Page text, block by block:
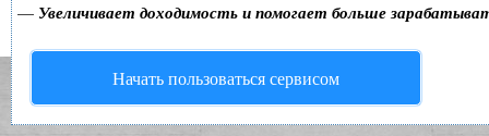
— Увеличивает доходимость и помогает больше
Начать пользоваться сервисом